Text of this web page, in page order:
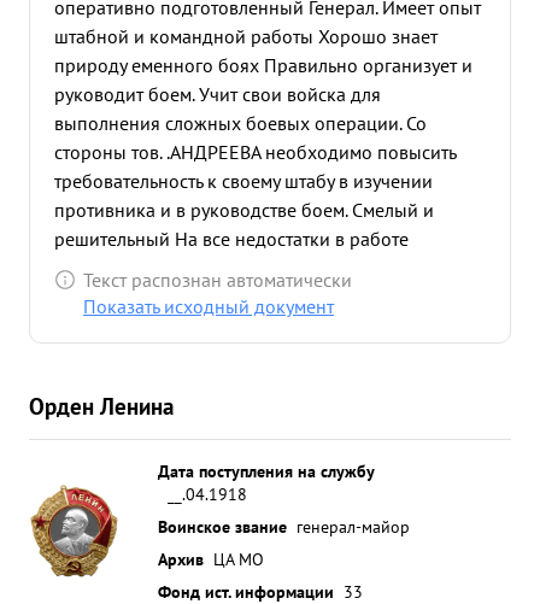
оперативно подготовленный Генерал. Имеет опыт
штабной и командной работы Хорошо знает
природу еменного боях Правильно организует и
руководит боем. Учит свои войска для
выполнения сложных боевых операции. Со
стороны тов. .АНДРЕЕВА необходимо повысить
требовательность к своему штабу в изучении
противника и в руководстве боем. Смелый и
решительный На все недостатки в работе
реагирует и устраняет их. Занимаемой должности
соотв етствует. За добросов естную двадцати
Текст распознан автоматически
Показать исходный документ
Орден Ленина
Дата поступления на службу
__.04.1918
Воинское звание генерал-майор
Архив ЦА МО
Фонд ист. информации 33